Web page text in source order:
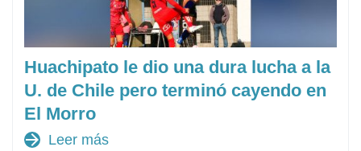
Huachipato le dio una dura lucha a la
U. de Chile pero terminó cayendo en
El Morro
arrow_forward Leer más